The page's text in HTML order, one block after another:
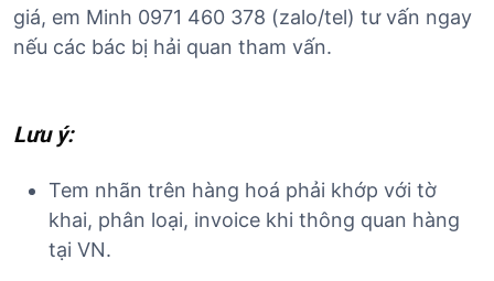
giá, em Minh 0971 460 378 (zalo/tel) tư vấn ngay
nếu các bác bị hải quan tham vấn.
Lưu ý:
Tem nhãn trên hàng hoá phải khớp với tờ
khai, phân loại, invoice khi thông quan hàng
tại VN.